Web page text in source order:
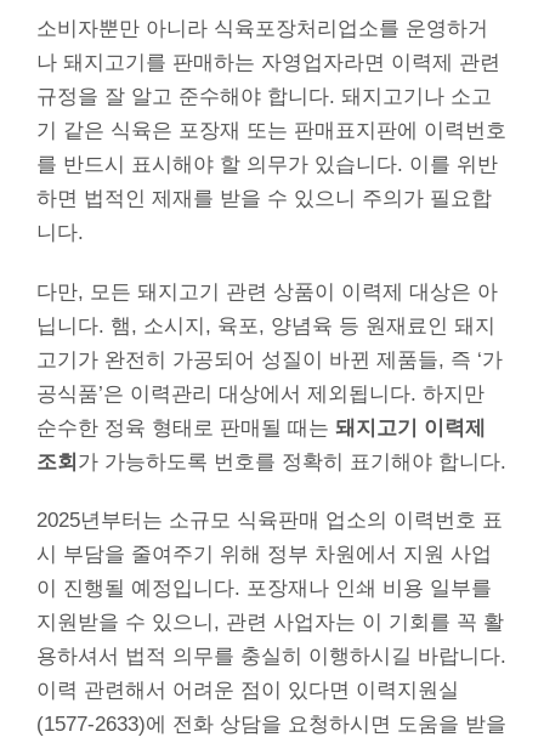
소비자뿐만 아니라 식육포장처리업소를 운영하거
나 돼지고기를 판매하는 자영업자라면 이력제 관련
규정을 잘 알고 준수해야 합니다. 돼지고기나 소고
기 같은 식육은 포장재 또는 판매표지판에 이력번호
를 반드시 표시해야 할 의무가 있습니다. 이를 위반
하면 법적인 제재를 받을 수 있으니 주의가 필요합
니다.
다만, 모든 돼지고기 관련 상품이 이력제 대상은 아
닙니다. 햄, 소시지, 육포, 양념육 등 원재료인 돼지
고기가 완전히 가공되어 성질이 바뀐 제품들, 즉 ‘가
공식품’은 이력관리 대상에서 제외됩니다. 하지만
순수한 정육 형태로 판매될 때는 돼지고기 이력제
조회 가 가능하도록 번호를 정확히 표기해야 합니다.
2025년부터는 소규모 식육판매 업소의 이력번호 표
시 부담을 줄여주기 위해 정부 차원에서 지원 사업
이 진행될 예정입니다. 포장재나 인쇄 비용 일부를
지원받을 수 있으니, 관련 사업자는 이 기회를 꼭 활
용하셔서 법적 의무를 충실히 이행하시길 바랍니다.
이력 관련해서 어려운 점이 있다면 이력지원실
(1577-2633)에 전화 상담을 요청하시면 도움을 받을